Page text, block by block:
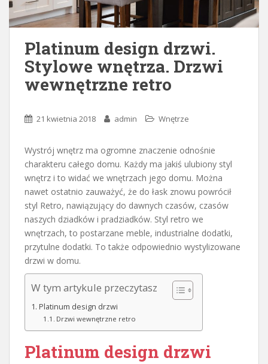
Platinum design drzwi.
Stylowe wnętrza. Drzwi
wewnętrzne retro
21 kwietnia 2018 admin Wnętrze
Wystrój wnętrz ma ogromne znaczenie odnośnie
charakteru całego domu. Każdy ma jakiś ulubiony styl
wnętrz i to widać we wnętrzach jego domu. Można
nawet ostatnio zauważyć, że do łask znowu powrócił
styl Retro, nawiązujący do dawnych czasów, czasów
naszych dziadków i pradziadków. Styl retro we
wnętrzach, to postarzane meble, industrialne dodatki,
przytulne dodatki. To także odpowiednio wystylizowane
drzwi w domu.
W tym artykule przeczytasz
Platinum design drzwi
Drzwi wewnętrzne retro
Platinum design drzwi